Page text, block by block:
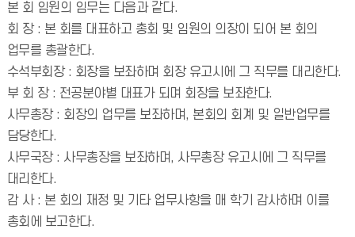
본 회 임원의 임무는 다음과 같다.
회 장 : 본 회를 대표하고 총회 및 임원의 의장이 되어 본 회의
업무를 총괄한다.
수석부회장 : 회장을 보좌하며 회장 유고시에 그 직무를 대리한다.
부 회 장 : 전공분야별 대표가 되며 회장을 보좌한다.
사무총장 : 회장의 업무를 보좌하며, 본회의 회계 및 일반업무를
담당한다.
사무국장 : 사무총장을 보좌하며, 사무총장 유고시에 그 직무를
대리한다.
감 사 : 본 회의 재정 및 기타 업무사항을 매 학기 감사하며 이를
총회에 보고한다.